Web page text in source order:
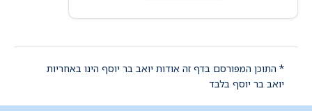
* התוכן המפורסם בדף זה אודות יואב בר יוסף הינו באחריות
יואב בר יוסף בלבד